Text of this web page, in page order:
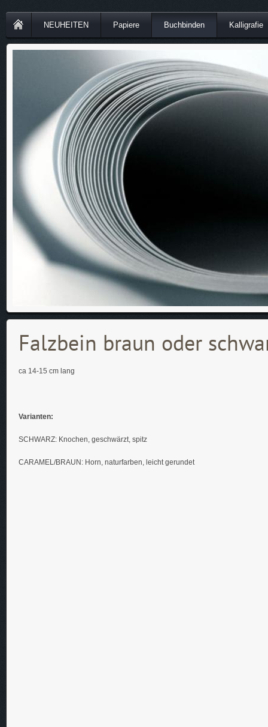
NEUHEITEN Papiere Buchbinden Kalligrafie
Falzbein braun oder
ca 14-15 cm lang
Varianten:
SCHWARZ: Knochen, geschwärzt, spitz
CARAMEL/BRAUN: Horn, naturfarben, leicht gerundet